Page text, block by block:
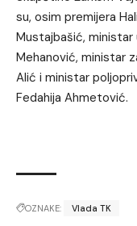
su, osim premijera
Mustajbašić, ministar
Mehanović, ministar
Alić i ministar
Fedahija Ahmetović.
OZNAKE: Vlada TK